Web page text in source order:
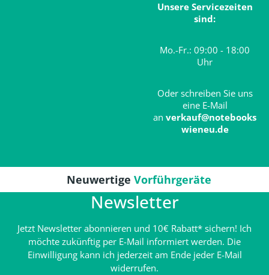
Unsere Servicezeiten
sind:
Mo.-Fr.: 09:00 - 18:00
Uhr
Oder schreiben Sie uns
eine E-Mail
an verkauf@notebooks
wieneu.de
Neuwertige Vorführgeräte
Newsletter
Jetzt Newsletter abonnieren und 10€ Rabatt* sichern! Ich
möchte zukünftig per E-Mail informiert werden. Die
Einwilligung kann ich jederzeit am Ende jeder E-Mail
widerrufen.